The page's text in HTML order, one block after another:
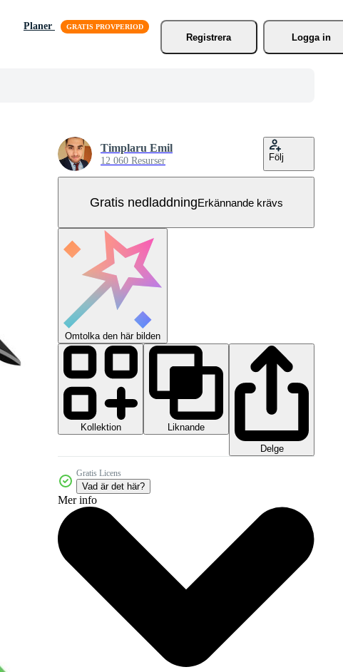
Planer
Registrera
Logga in
Timplaru Emil
12 060 Resurser Följ
Gratis nedladdningErkännande krävs
Omtolka den här bilden
Kollektion
Liknande
Delge
Gratis Licens
Vad är det här?
Mer info